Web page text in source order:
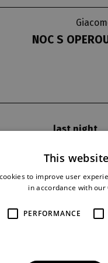
NOC S
last night
This
to improve user
in accordance with our
PERFORMANCE